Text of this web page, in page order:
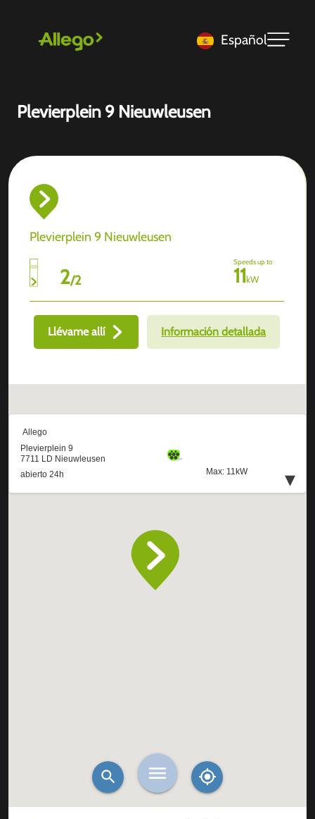
Español
Plevierplein 9 Nieuwleusen
Plevierplein 9 Nieuwleusen
2/2
Speeds up to
11kW
Llévame allí Información detallada